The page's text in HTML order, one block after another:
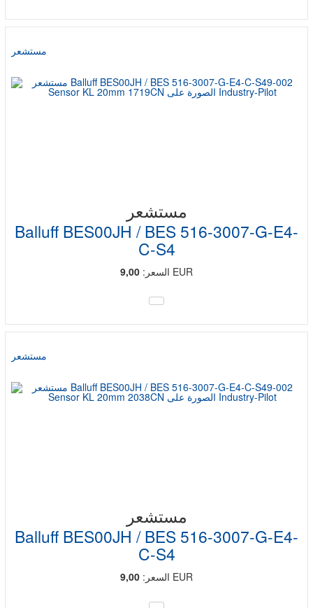
مستشعر
مستشعر
Balluff BES00JH / BES 516-3007-G-E4-
C-S4
السعر: 9,00 EUR
مستشعر
مستشعر
Balluff BES00JH / BES 516-3007-G-E4-
C-S4
السعر: 9,00 EUR